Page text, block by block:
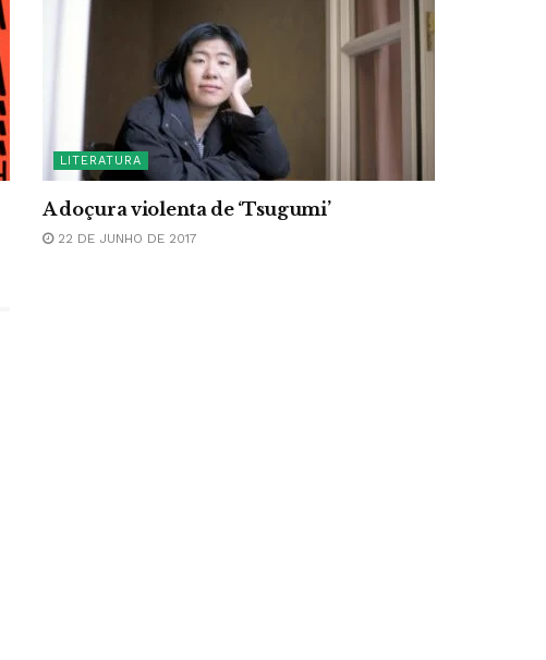
LITERATURA
A doçura violenta de ‘Tsugumi’
22 DE JUNHO DE 2017